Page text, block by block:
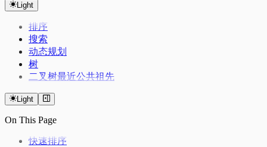
常见JS问题
异步任务并发量
Eventloop在独立恢复分区重建 Windows 恢复环境
Swap
Kernelsu Overlayfs
Thanox 情景模式
Light
排序
搜索
动态规划
树
二叉树最近公共祖先
Light
On This Page
快速排序